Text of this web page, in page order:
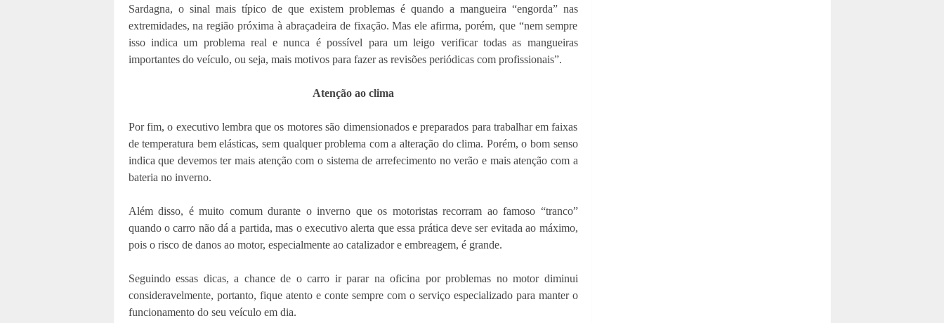
Sardagna, o sinal mais típico de que existem problemas é quando a mangueira “engorda” nas
extremidades, na região próxima à abraçadeira de fixação. Mas ele afirma, porém, que “nem sempre
isso indica um problema real e nunca é possível para um leigo verificar todas as mangueiras
importantes do veículo, ou seja, mais motivos para fazer as revisões periódicas com profissionais”.
Atenção ao clima
Por fim, o executivo lembra que os motores são dimensionados e preparados para trabalhar em faixas
de temperatura bem elásticas, sem qualquer problema com a alteração do clima. Porém, o bom senso
indica que devemos ter mais atenção com o sistema de arrefecimento no verão e mais atenção com a
bateria no inverno.
Além disso, é muito comum durante o inverno que os motoristas recorram ao famoso “tranco”
quando o carro não dá a partida, mas o executivo alerta que essa prática deve ser evitada ao máximo,
pois o risco de danos ao motor, especialmente ao catalizador e embreagem, é grande.
Seguindo essas dicas, a chance de o carro ir parar na oficina por problemas no motor diminui
consideravelmente, portanto, fique atento e conte sempre com o serviço especializado para manter o
funcionamento do seu veículo em dia.